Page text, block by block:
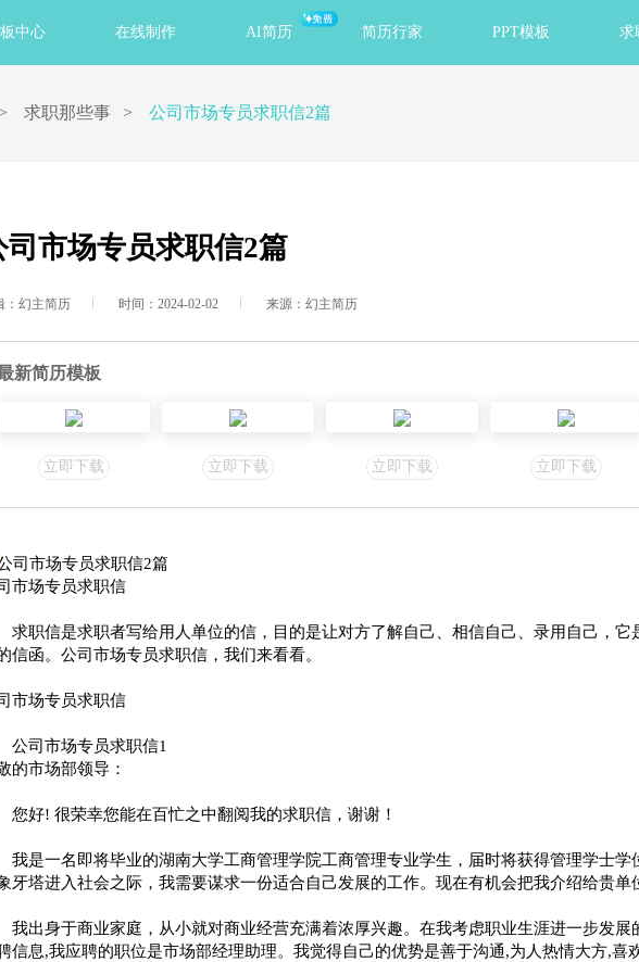
中心 在线制作 AI简历
免费
简历行家 PPT模板 求
> 求职那些事 > 公司市场专员求职信2篇
司市场专员求职信2篇
：幻主简历 时间：2024-02-02 来源：幻主简历
新简历模板
立即下载 立即下载 立即下载 立即下载
市场专员求职信
职信是求职者写给用人单位的信，目的是让对方了解自己、相信自己、录用自己，它
信函。公司市场专员求职信，我们来看看。
市场专员求职信
司市场专员求职信1
的市场部领导：
好! 很荣幸您能在百忙之中翻阅我的求职信，谢谢！
是一名即将毕业的湖南大学工商管理学院工商管理专业学生，届时将获得管理学士学
牙塔进入社会之际，我需要谋求一份适合自己发展的工作。现在有机会把我介绍给贵单
出身于商业家庭，从小就对商业经营充满着浓厚兴趣。在我考虑职业生涯进一步发展
信息,我应聘的职位是市场部经理助理。我觉得自己的优势是善于沟通,为人热情大方,喜